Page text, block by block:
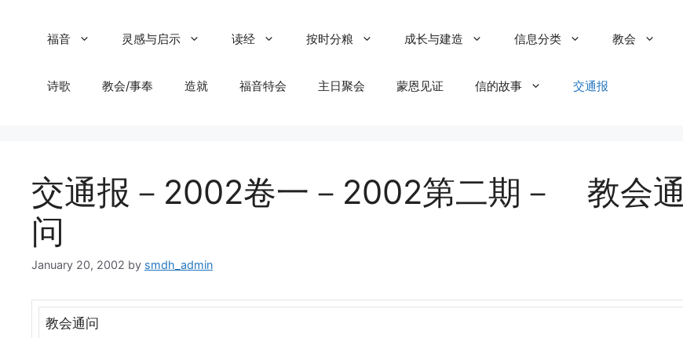
福音 灵感与启示 读经 按时分粮 成长与建造 信息分类 教会
诗歌 教会/事奉 造就 福音特会 主日聚会 蒙恩见证 信的故事 交通报
交通报－2002卷一－2002第二期－ 教会通
问
January 20, 2002 by smdh_admin
教会通问